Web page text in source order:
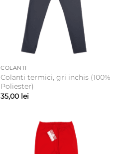
COLANTI
Colanti termici, gri inchis (100%
Poliester)
35,00 lei